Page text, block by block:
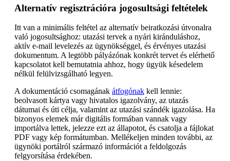
Alternatív regisztrációra jogosultsági feltételek
Itt van a minimális feltétel az alternatív beiratkozási útvonalra
való jogosultsághoz: utazási tervek a nyári kiránduláshoz,
aktív e-mail levelezés az ügynökséggel, és érvényes utazási
dokumentum. A legtöbb pályázónak konkrét tervet és elérhető
kapcsolatot kell bemutatnia ahhoz, hogy ügyük késedelem
nélkül felülvizsgálható legyen.
A dokumentáció csomagának átfogónak kell lennie:
beolvasott kártya vagy hivatalos igazolvány, az utazás
dátumai és úti célja, valamint az utazási szándék igazolása. Ha
bizonyos elemek már digitális formában vannak vagy
importálva lettek, jelezze ezt az állapotot, és csatolja a fájlokat
PDF vagy kép formátumban. Mellékeljen minden további, az
ügynöki portálról származó információt a feldolgozás
felgyorsítása érdekében.